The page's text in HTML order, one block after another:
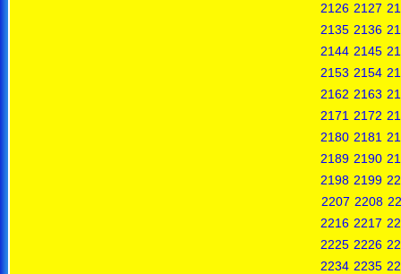
2126 2127
2135 2136
2144 2145
2153 2154
2162 2163
2171 2172
2180 2181
2189 2190
2198 2199
2207 2208
2216 2217
2225 2226
2234 2235